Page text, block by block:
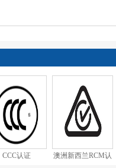
RoHS 2.0将强制实施，
CCC认证
澳洲新西兰RCM认